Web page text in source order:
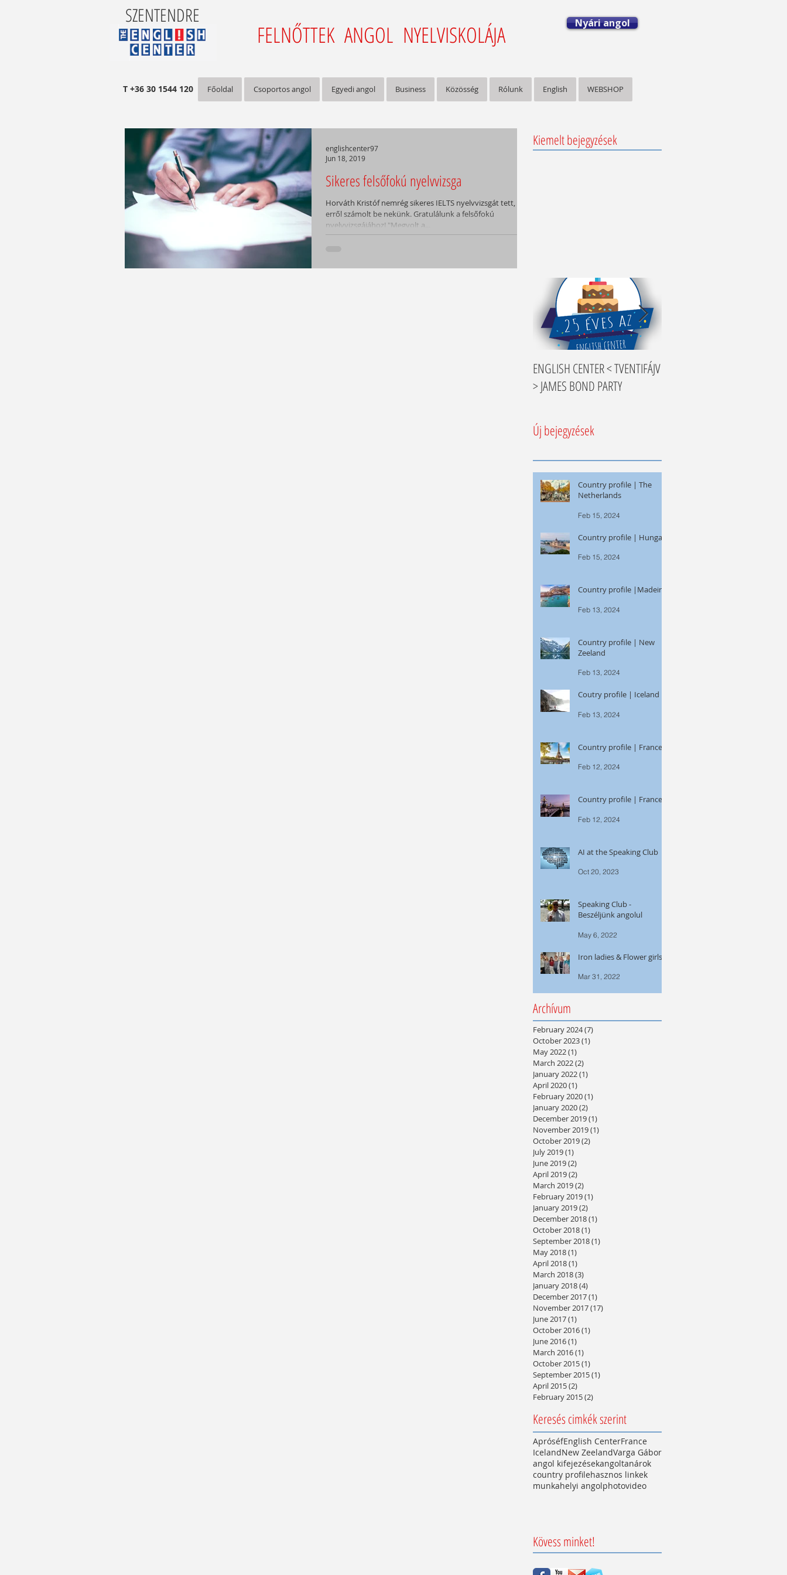
SZENTENDRE
FELNŐTTEK ANGOL NYELVISKOLÁJA Nyári angol
T +36 30 1544 120 Főoldal Csoportos angol Egyedi angol Business Közösség Rólunk English WEBSHOP
Sikeres felsőfokú nyelvvizsga
Horváth Kristóf nemrég sikeres IELTS nyelvvizsgát tett,
erről számolt be nekünk. Gratulálunk a felsőfokú
nyelvvizsgájához! "Megvolt a...
englishcenter97
Jun 18, 2019
Kiemelt bejegyzések
ENGLISH CENTER < TVENTIFÁJV
> JAMES BOND PARTY
Új bejegyzések
Country profile | The
Netherlands
Feb 15, 2024
Country profile | Hungary
Feb 15, 2024
Country profile |Madeira
Feb 13, 2024
Country profile | New
Zeeland
Feb 13, 2024
Coutry profile | Iceland
Feb 13, 2024
Country profile | France
Feb 12, 2024
Country profile | France
Feb 12, 2024
AI at the Speaking Club
Oct 20, 2023
Speaking Club -
Beszéljünk angolul
May 6, 2022
Iron ladies & Flower girls
Mar 31, 2022
Archívum
February 2024(7)
October 2023(1)
May 2022(1)
March 2022(2)
January 2022(1)
April 2020(1)
February 2020(1)
January 2020(2)
December 2019(1)
November 2019(1)
October 2019(2)
July 2019(1)
June 2019(2)
April 2019(2)
March 2019(2)
February 2019(1)
January 2019(2)
December 2018(1)
October 2018(1)
September 2018(1)
May 2018(1)
April 2018(1)
March 2018(3)
January 2018(4)
December 2017(1)
November 2017(17)
June 2017(1)
October 2016(1)
June 2016(1)
March 2016(1)
October 2015(1)
September 2015(1)
April 2015(2)
February 2015(2)
Keresés cimkék szerint
ApróséfEnglish CenterFrance
IcelandNew ZeelandVarga Gábor
angol kifejezésekangoltanárok
country profilehasznos linkek
munkahelyi angolphotovideo
Kövess minket!